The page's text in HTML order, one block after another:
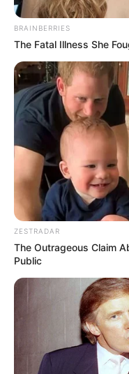
BRAINBERRIES
The Fatal Illness She
ZESTRADAR
The Outrageous Claim
Public